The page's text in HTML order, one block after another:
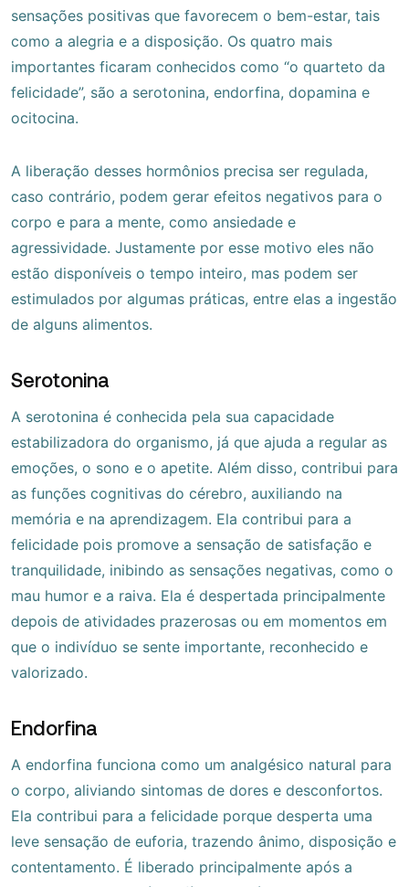
sensações positivas que favorecem o bem-estar, tais
como a alegria e a disposição. Os quatro mais
importantes ficaram conhecidos como “o quarteto da
felicidade”, são a serotonina, endorfina, dopamina e
ocitocina.
A liberação desses hormônios precisa ser regulada,
caso contrário, podem gerar efeitos negativos para o
corpo e para a mente, como ansiedade e
agressividade. Justamente por esse motivo eles não
estão disponíveis o tempo inteiro, mas podem ser
estimulados por algumas práticas, entre elas a ingestão
de alguns alimentos.
Serotonina
A serotonina é conhecida pela sua capacidade
estabilizadora do organismo, já que ajuda a regular as
emoções, o sono e o apetite. Além disso, contribui para
as funções cognitivas do cérebro, auxiliando na
memória e na aprendizagem. Ela contribui para a
felicidade pois promove a sensação de satisfação e
tranquilidade, inibindo as sensações negativas, como o
mau humor e a raiva. Ela é despertada principalmente
depois de atividades prazerosas ou em momentos em
que o indivíduo se sente importante, reconhecido e
valorizado.
Endorfina
A endorfina funciona como um analgésico natural para
o corpo, aliviando sintomas de dores e desconfortos.
Ela contribui para a felicidade porque desperta uma
leve sensação de euforia, trazendo ânimo, disposição e
contentamento. É liberado principalmente após a